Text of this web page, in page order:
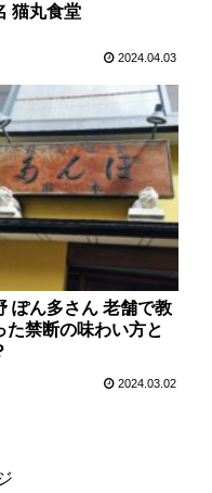
猫丸食堂
2024.04.03
ぽん多さん 老舗で教
た禁断の味わい方と
2024.03.02